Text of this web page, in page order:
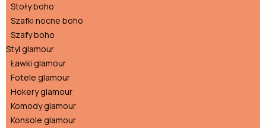
Stoły boho
Szafki nocne boho
Szafy boho
Styl glamour
Ławki glamour
Fotele glamour
Hokery glamour
Komody glamour
Konsole glamour